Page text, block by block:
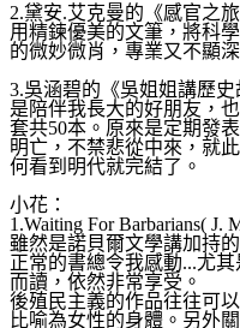
2.黛安.艾克曼的《感官之旅
用精鍊優美的文筆，將科
的微妙微肖，專業又不顯
3.吳涵碧的《吳姐姐講歷史
是陪伴我長大的好朋友，
套共50本。原來是定期發
明亡，不禁悲從中來，就
何看到明代就完結了。
小花：
1.Waiting For Barbarians( J.
雖然是諾貝爾文學講加持
正常的書總令我感動...尤
而讀，依然非常享受。
後殖民主義的作品往往可
比喻為女性的身體。另外